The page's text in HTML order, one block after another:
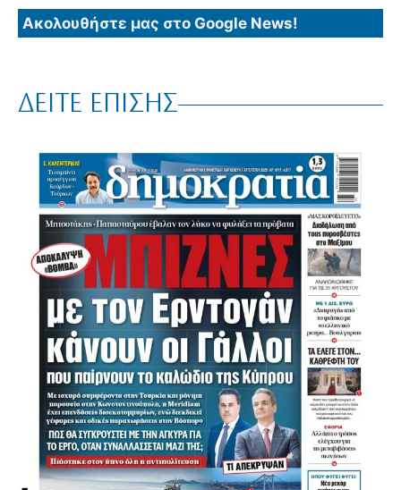
Ακολουθήστε μας στο Google News!
ΔΕΙΤΕ ΕΠΙΣΗΣ